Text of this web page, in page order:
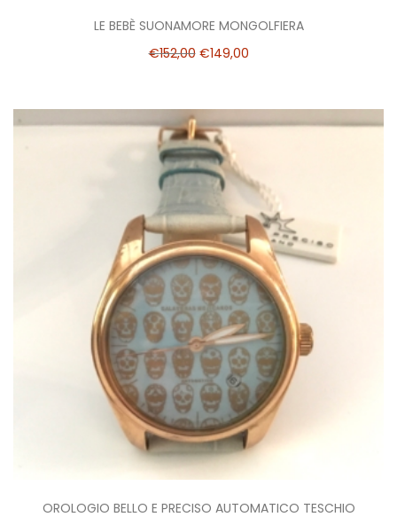
LE BEBÈ SUONAMORE MONGOLFIERA
€152,00 €149,00
OROLOGIO BELLO E PRECISO AUTOMATICO TESCHIO